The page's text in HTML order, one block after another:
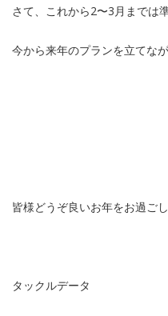
さて、これから2〜3月までは
今から来年のプランを立てな
皆様どうぞ良いお年をお過ご
タックルデータ